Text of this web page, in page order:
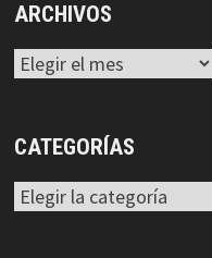
ARCHIVOS
Archivos
CATEGORÍAS
Categorías